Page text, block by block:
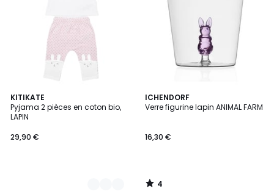
KITIKATE
Pyjama 2 pièces en coton bio,
LAPIN
29,90 €
2
Couleurs
ICHENDORF
Verre figurine lapin ANIMAL FARM
16,30 €
4
/
4
/